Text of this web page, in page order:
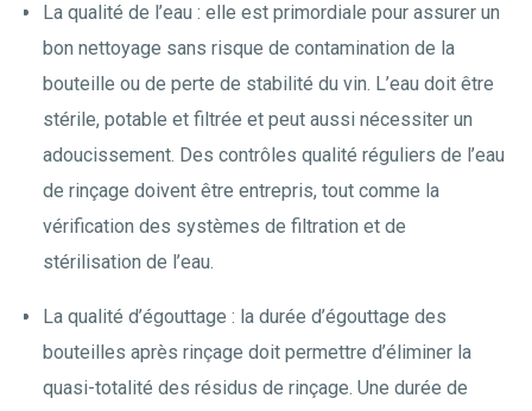
La qualité de l’eau : elle est primordiale pour assurer un
bon nettoyage sans risque de contamination de la
bouteille ou de perte de stabilité du vin. L’eau doit être
stérile, potable et filtrée et peut aussi nécessiter un
adoucissement. Des contrôles qualité réguliers de l’eau
de rinçage doivent être entrepris, tout comme la
vérification des systèmes de filtration et de
stérilisation de l’eau.
La qualité d’égouttage : la durée d’égouttage des
bouteilles après rinçage doit permettre d’éliminer la
quasi-totalité des résidus de rinçage. Une durée de